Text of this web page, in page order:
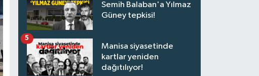
Semih Balaban'a Yılmaz
Güney tepkisi!
Manisa siyasetinde
kartlar yeniden
dağıtılıyor!
5